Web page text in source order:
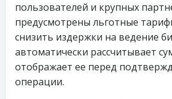
пользователей и крупных
предусмотрены льготные
снизить издержки на ведение
автоматически рассчитывает
отображает ее перед
операции.